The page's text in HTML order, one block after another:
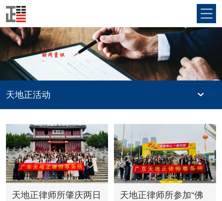
天地正活动
天地正律师所肇庆两日
天地正律师所参加“佛